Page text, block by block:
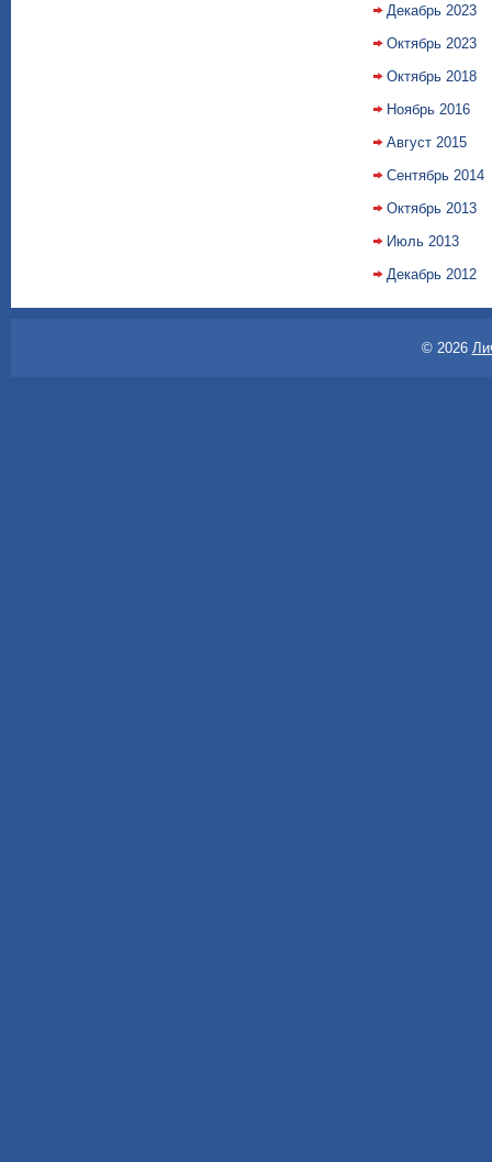
Декабрь 2023
Октябрь 2023
Октябрь 2018
Ноябрь 2016
Август 2015
Сентябрь 2014
Октябрь 2013
Июль 2013
Декабрь 2012
© 2026